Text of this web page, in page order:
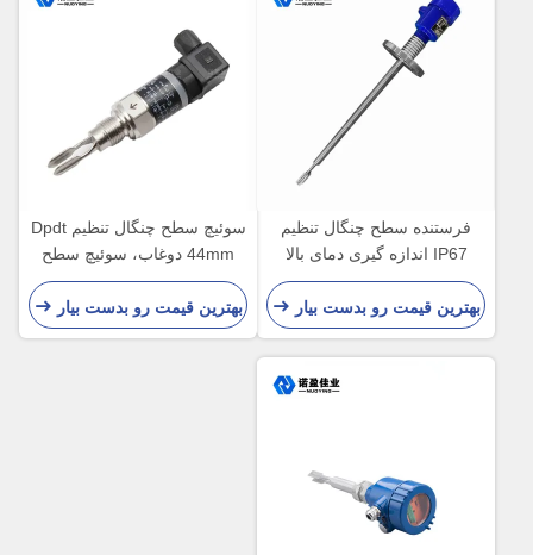
فرستنده سطح چنگال تنظیم
IP67 اندازه گیری دمای بالا
SPDT
بهترین قیمت رو بدست بیار
سوئیچ سطح چنگال تنظیم Dpdt
44mm دوغاب، سوئیچ سطح
مایع چنگال ارتعاشی، دمای بالا،
فشار بالا
بهترین قیمت رو بدست بیار